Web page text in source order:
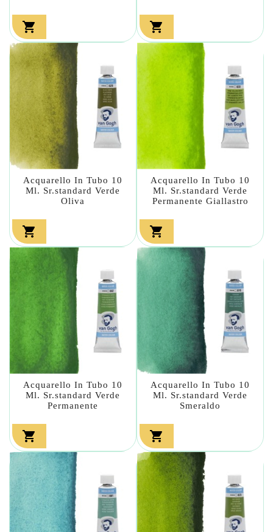
 
Acquarello In Tubo 10
Ml. Sr.standard Verde
Oliva

Acquarello In Tubo 10
Ml. Sr.standard Verde
Permanente Giallastro

Acquarello In Tubo 10
Ml. Sr.standard Verde
Permanente

Acquarello In Tubo 10
Ml. Sr.standard Verde
Smeraldo
